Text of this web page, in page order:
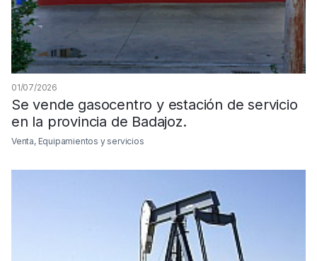
01/07/2026
Se vende gasocentro y estación de servicio
en la provincia de Badajoz.
Venta, Equipamientos y servicios